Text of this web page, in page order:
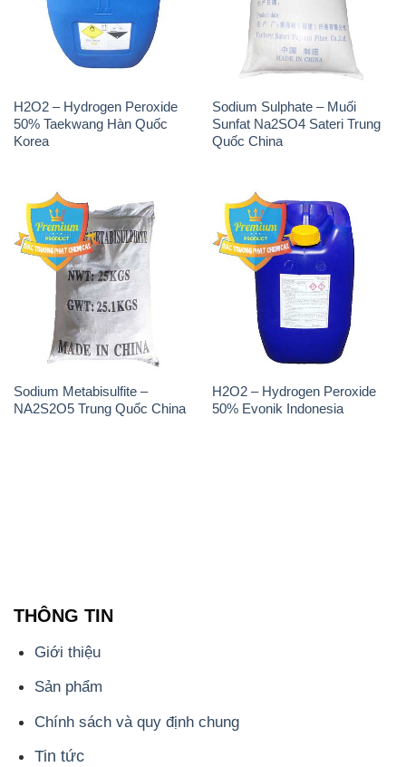
H2O2 – Hydrogen Peroxide
50% Taekwang Hàn Quốc
Korea
Sodium Sulphate – Muối
Sunfat Na2SO4 Sateri Trung
Quốc China
Sodium Metabisulfite –
NA2S2O5 Trung Quốc China
H2O2 – Hydrogen Peroxide
50% Evonik Indonesia
THÔNG TIN
Giới thiệu
Sản phẩm
Chính sách và quy định chung
Tin tức